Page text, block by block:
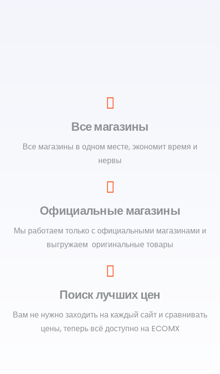
Все магазины
Все магазины в одном месте, экономит время и
нервы
Официальные магазины
Мы работаем только с официальными магазинами и
выгружаем оригинальные товары
Поиск лучших цен
Вам не нужно заходить на каждый сайт и сравнивать
цены, теперь всё доступно на ECOMX